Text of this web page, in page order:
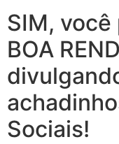
SIM,
BOA
Sociais!